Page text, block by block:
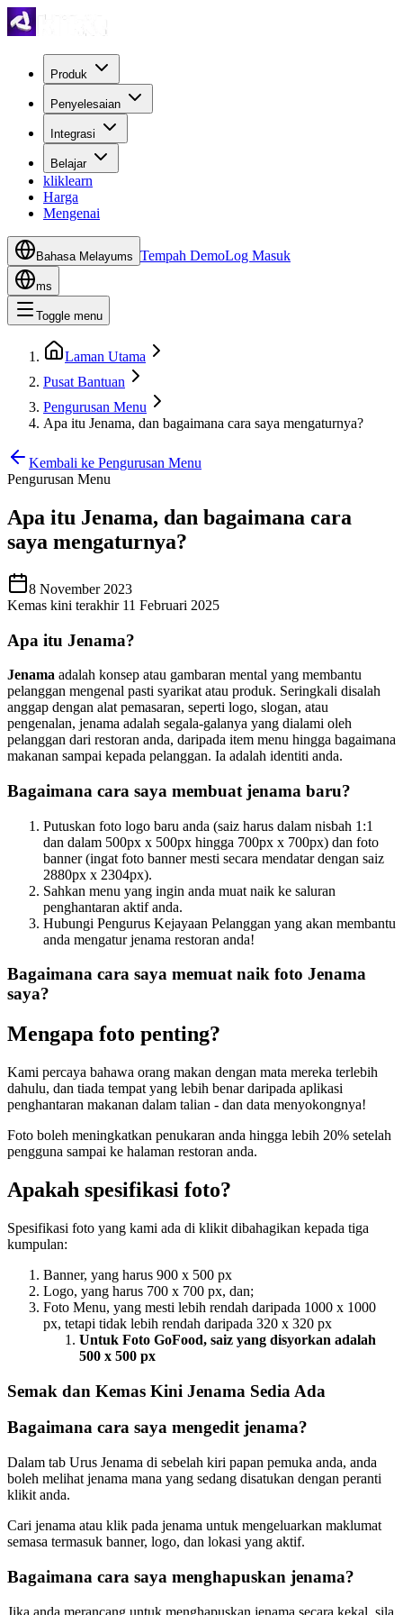
Produk
Penyelesaian
Integrasi
Belajar
kliklearn
Harga
Mengenai
Bahasa Melayums Tempah DemoLog Masuk
ms
Toggle menu
Laman Utama
Pusat Bantuan
Pengurusan Menu
Apa itu Jenama, dan bagaimana cara saya mengaturnya?
Kembali ke Pengurusan Menu
Pengurusan Menu
Apa itu Jenama, dan bagaimana cara
saya mengaturnya?
8 November 2023
Kemas kini terakhir 11 Februari 2025
Apa itu Jenama?
Jenama adalah konsep atau gambaran mental yang membantu
pelanggan mengenal pasti syarikat atau produk. Seringkali disalah
anggap dengan alat pemasaran, seperti logo, slogan, atau
pengenalan, jenama adalah segala-galanya yang dialami oleh
pelanggan dari restoran anda, daripada item menu hingga bagaimana
makanan sampai kepada pelanggan. Ia adalah identiti anda.
Bagaimana cara saya membuat jenama baru?
Putuskan foto logo baru anda (saiz harus dalam nisbah 1:1
dan dalam 500px x 500px hingga 700px x 700px) dan foto
banner (ingat foto banner mesti secara mendatar dengan saiz
2880px x 2304px).
Sahkan menu yang ingin anda muat naik ke saluran
penghantaran aktif anda.
Hubungi Pengurus Kejayaan Pelanggan yang akan membantu
anda mengatur jenama restoran anda!
Bagaimana cara saya memuat naik foto Jenama
saya?
Mengapa foto penting?
Kami percaya bahawa orang makan dengan mata mereka terlebih
dahulu, dan tiada tempat yang lebih benar daripada aplikasi
penghantaran makanan dalam talian - dan data menyokongnya!
Foto boleh meningkatkan penukaran anda hingga lebih 20% setelah
pengguna sampai ke halaman restoran anda.
Apakah spesifikasi foto?
Spesifikasi foto yang kami ada di klikit dibahagikan kepada tiga
kumpulan:
Banner, yang harus 900 x 500 px
Logo, yang harus 700 x 700 px, dan;
Foto Menu, yang mesti lebih rendah daripada 1000 x 1000
px, tetapi tidak lebih rendah daripada 320 x 320 px
Untuk Foto GoFood, saiz yang disyorkan adalah
500 x 500 px
Semak dan Kemas Kini Jenama Sedia Ada
Bagaimana cara saya mengedit jenama?
Dalam tab Urus Jenama di sebelah kiri papan pemuka anda, anda
boleh melihat jenama mana yang sedang disatukan dengan peranti
klikit anda.
Cari jenama atau klik pada jenama untuk mengeluarkan maklumat
semasa termasuk banner, logo, dan lokasi yang aktif.
Bagaimana cara saya menghapuskan jenama?
Jika anda merancang untuk menghapuskan jenama secara kekal, sila